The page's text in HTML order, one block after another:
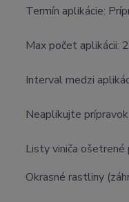
Termín aplikácie:
Max počet aplikácii:
Interval medzi
Neaplikujte
Listy viniča ošetrené
Okrasné rastliny